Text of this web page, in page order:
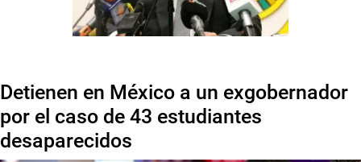
Detienen en México a un exgobernador
por el caso de 43 estudiantes
desaparecidos